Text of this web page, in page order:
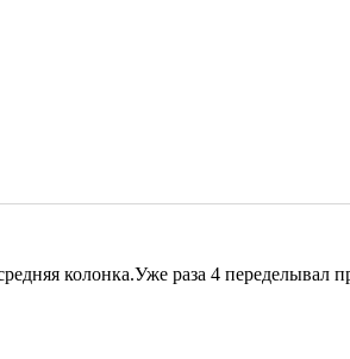
колонка.Уже раза 4